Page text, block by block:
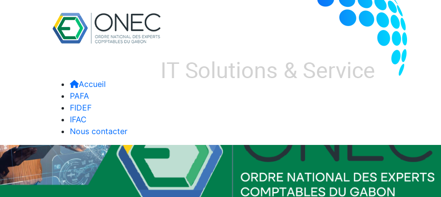
Accueil
PAFA
FIDEF
IFAC
Nous contacter